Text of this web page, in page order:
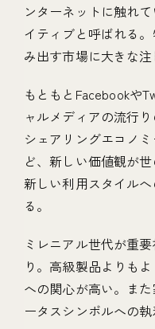
ンターネットに触れ
イティブと呼ばれる
み出す市場に大きな注
もともとFacebookや
ャルメディアの流行
シェアリングエコノ
ど、新しい価値観が
新しい利用スタイル
る。
ミレニアル世代が重
り。高級製品よりも
への関心が高い。ま
ータスシンボルへの